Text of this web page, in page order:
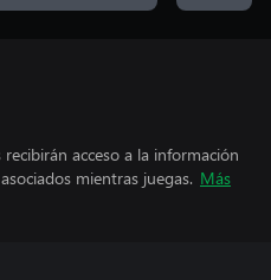
acceso a la información
mientras juegas. Más